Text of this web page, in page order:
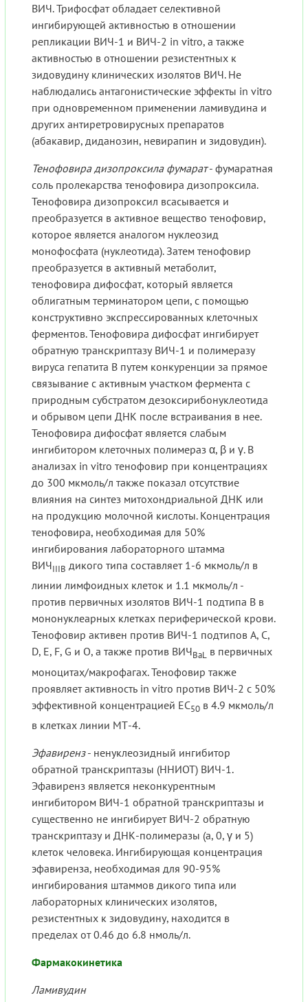
ВИЧ. Трифосфат обладает селективной
ингибирующей активностью в отношении
репликации ВИЧ-1 и ВИЧ-2 in vitro, а также
активностью в отношении резистентных к
зидовудину клинических изолятов ВИЧ. Не
наблюдались антагонистические эффекты in vitro
при одновременном применении ламивудина и
других антиретровирусных препаратов
(абакавир, диданозин, невирапин и зидовудин).
Тенофовира дизопроксила фумарат- фумаратная
соль пролекарства тенофовира дизопроксила.
Тенофовира дизопроксил всасывается и
преобразуется в активное вещество тенофовир,
которое является аналогом нуклеозид
монофосфата (нуклеотида). Затем тенофовир
преобразуется в активный метаболит,
тенофовира дифосфат, который является
облигатным терминатором цепи, с помощью
конструктивно экспрессированных клеточных
ферментов. Тенофовира дифосфат ингибирует
обратную транскриптазу ВИЧ-1 и полимеразу
вируса гепатита В путем конкуренции за прямое
связывание с активным участком фермента с
природным субстратом дезоксирибонуклеотида
и обрывом цепи ДНК после встраивания в нее.
Тенофовира дифосфат является слабым
ингибитором клеточных полимераз α, β и γ. В
анализах in vitro тенофовир при концентрациях
до 300 мкмоль/л также показал отсутствие
влияния на синтез митохондриальной ДНК или
на продукцию молочной кислоты. Концентрация
тенофовира, необходимая для 50%
ингибирования лабораторного штамма
ВИЧIIIB дикого типа составляет 1-6 мкмоль/л в
линии лимфоидных клеток и 1.1 мкмоль/л -
против первичных изолятов ВИЧ-1 подтипа В в
мононуклеарных клетках периферической крови.
Тенофовир активен против ВИЧ-1 подтипов А, С,
D, Е, F, G и О, а также против ВИЧBaL в первичных
моноцитах/макрофагах. Тенофовир также
проявляет активность in vitro против ВИЧ-2 с 50%
эффективной концентрацией ЕС50 в 4.9 мкмоль/л
в клетках линии МТ-4.
Эфавиренз- ненуклеозидный ингибитор
обратной транскриптазы (ННИОТ) ВИЧ-1.
Эфавиренз является неконкурентным
ингибитором ВИЧ-1 обратной транскриптазы и
существенно не ингибирует ВИЧ-2 обратную
транскриптазу и ДНК-полимеразы (а, 0, γ и 5)
клеток человека. Ингибирующая концентрация
эфавиренза, необходимая для 90-95%
ингибирования штаммов дикого типа или
лабораторных клинических изолятов,
резистентных к зидовудину, находится в
пределах от 0.46 до 6.8 нмоль/л.
Фармакокинетика
Ламивудин